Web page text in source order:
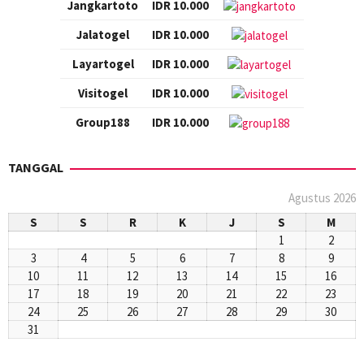
Jangkartoto
IDR 10.000
Jalatogel
IDR 10.000
Layartogel
IDR 10.000
Visitogel
IDR 10.000
Group188
IDR 10.000
TANGGAL
Agustus 2026
S
S R K J S
M
1
2
3
4 5 6 7 8
9
10
11 12 13 14 15
16
17
18 19 20 21 22
23
24
25 26 27 28 29
30
31